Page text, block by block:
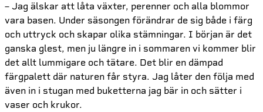
– Jag älskar att låta växter, perenner och alla blommor
vara basen. Under säsongen förändrar de sig både i färg
och uttryck och skapar olika stämningar. I början är det
ganska glest, men ju längre in i sommaren vi kommer blir
det allt lummigare och tätare. Det blir en dämpad
färgpalett där naturen får styra. Jag låter den följa med
även in i stugan med buketterna jag bär in och sätter i
vaser och krukor.